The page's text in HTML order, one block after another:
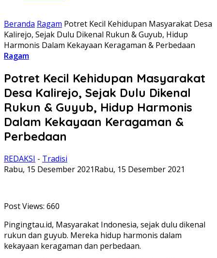
Beranda Ragam Potret Kecil Kehidupan Masyarakat Desa
Kalirejo, Sejak Dulu Dikenal Rukun & Guyub, Hidup
Harmonis Dalam Kekayaan Keragaman & Perbedaan
Ragam
Potret Kecil Kehidupan Masyarakat
Desa Kalirejo, Sejak Dulu Dikenal
Rukun & Guyub, Hidup Harmonis
Dalam Kekayaan Keragaman &
Perbedaan
REDAKSI - Tradisi
Rabu, 15 Desember 2021Rabu, 15 Desember 2021
Post Views: 660
Pingingtau.id, Masyarakat Indonesia, sejak dulu dikenal
rukun dan guyub. Mereka hidup harmonis dalam
kekayaan keragaman dan perbedaan.